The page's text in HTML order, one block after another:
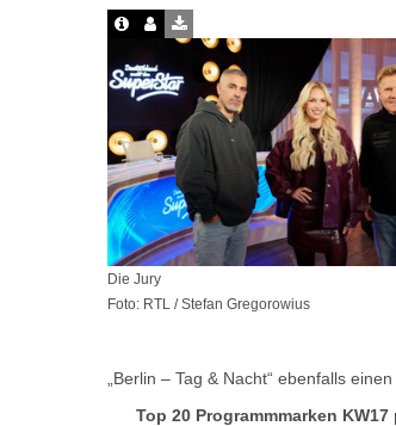
Die Jury
Foto: RTL / Stefan Gregorowius
„Berlin – Tag & Nacht“ ebenfalls
Top 20 Programmmarken